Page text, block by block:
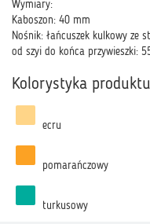
Wymiary:
Kaboszon: 40 mm
Nośnik: łańcuszek kulkowy ze
od szyi do końca przywieszki:
Kolorystyka produktu
ecru
pomarańczowy
turkusowy